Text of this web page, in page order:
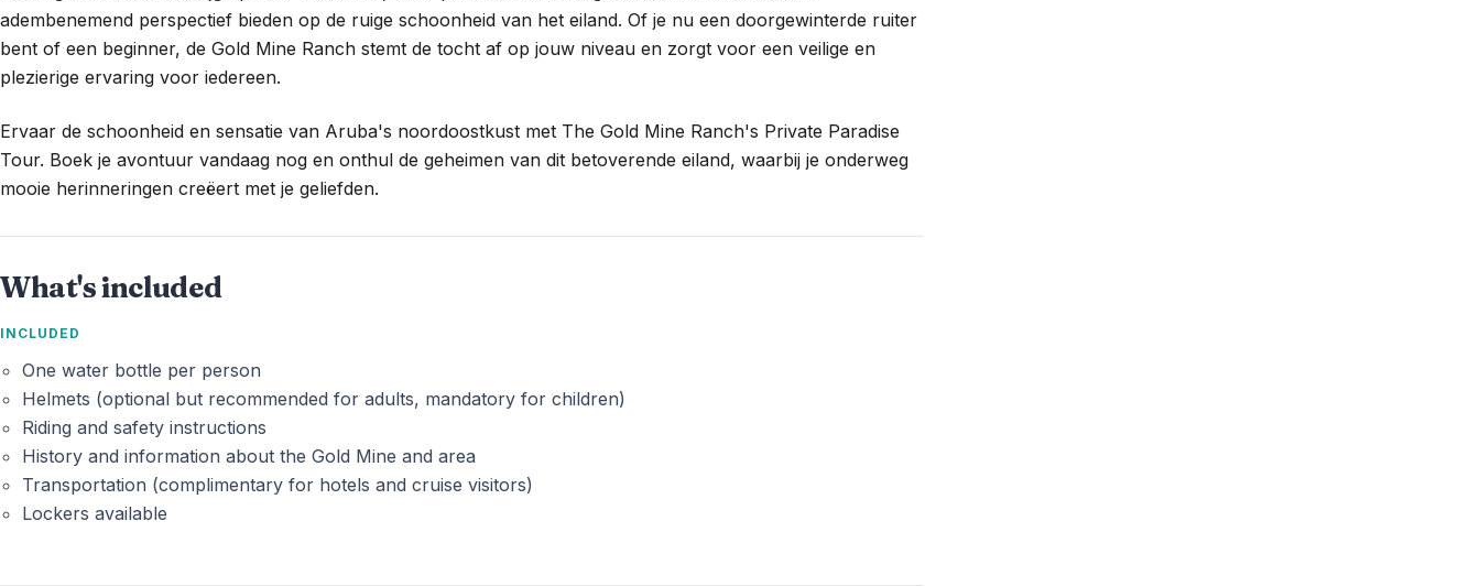
adembenemend perspectief bieden op de ruige schoonheid van het eiland. Of je nu een doorgewinterde ruiter
bent of een beginner, de Gold Mine Ranch stemt de tocht af op jouw niveau en zorgt voor een veilige en
plezierige ervaring voor iedereen.
Ervaar de schoonheid en sensatie van Aruba's noordoostkust met The Gold Mine Ranch's Private Paradise
Tour. Boek je avontuur vandaag nog en onthul de geheimen van dit betoverende eiland, waarbij je onderweg
mooie herinneringen creëert met je geliefden.
What's included
INCLUDED
One water bottle per person
Helmets (optional but recommended for adults, mandatory for children)
Riding and safety instructions
History and information about the Gold Mine and area
Transportation (complimentary for hotels and cruise visitors)
Lockers available